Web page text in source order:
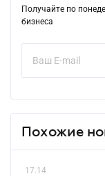
Получайте по
бизнеса
Похожие
17.14